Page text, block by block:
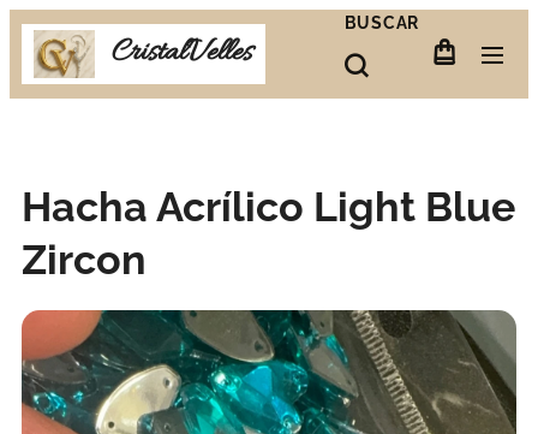
CristalVelles
BUSCAR
Hacha Acrílico Light Blue
Zircon